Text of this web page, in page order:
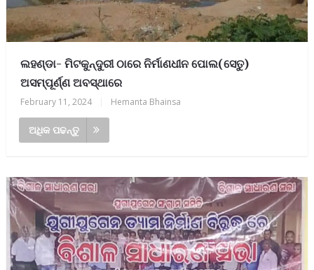
ଲହଣ୍ଡା- ମିଟକୁନ୍ଦୁରୀ ଠାରେ ନିର୍ମାଣଧୀନ ପୋଲ(ସେତୁ)
ଅସମ୍ପୂର୍ଣ୍ଣ ଅବସ୍ଥାରେ
February 11, 2024 Hemanta Bhainsa
ଅଧିକ ପଢନ୍ତୁ